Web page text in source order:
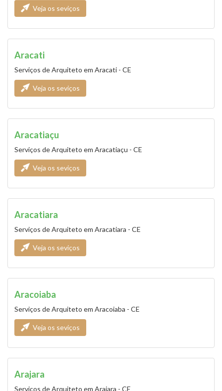
Veja os seviços
Aracati
Serviços de Arquiteto em Aracati - CE
Veja os seviços
Aracatiaçu
Serviços de Arquiteto em Aracatiaçu - CE
Veja os seviços
Aracatiara
Serviços de Arquiteto em Aracatiara - CE
Veja os seviços
Aracoiaba
Serviços de Arquiteto em Aracoiaba - CE
Veja os seviços
Arajara
Serviços de Arquiteto em Arajara - CE